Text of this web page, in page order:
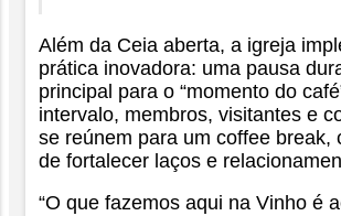
Além da Ceia aberta, a igreja
prática inovadora: uma pausa
principal para o “momento do
intervalo, membros, visitantes e
se reúnem para um coffee break,
de fortalecer laços e
“O que fazemos aqui na Vinho é